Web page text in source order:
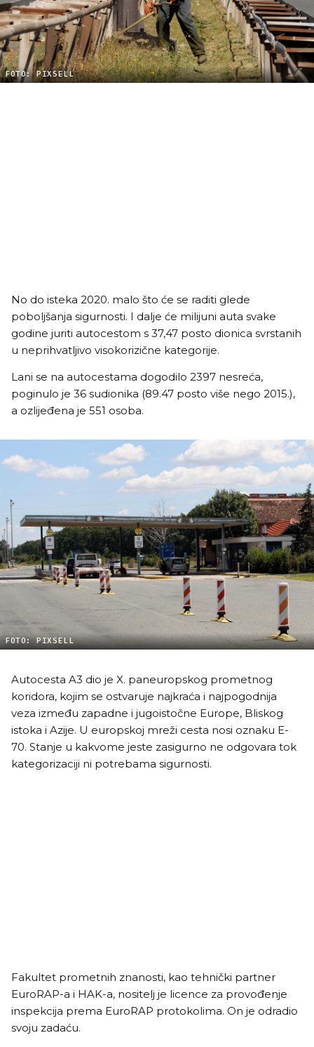
FOTO: PIXSELL
No do isteka 2020. malo što će se raditi glede
poboljšanja sigurnosti. I dalje će milijuni auta svake
godine juriti autocestom s 37,47 posto dionica svrstanih
u neprihvatljivo visokorizične kategorije.
Lani se na autocestama dogodilo 2397 nesreća,
poginulo je 36 sudionika (89.47 posto više nego 2015.),
a ozlijeđena je 551 osoba.
FOTO: PIXSELL
Autocesta A3 dio je X. paneuropskog prometnog
koridora, kojim se ostvaruje najkraća i najpogodnija
veza između zapadne i jugoistočne Europe, Bliskog
istoka i Azije. U europskoj mreži cesta nosi oznaku E-
70. Stanje u kakvome jeste zasigurno ne odgovara tok
kategorizaciji ni potrebama sigurnosti.
Fakultet prometnih znanosti, kao tehnički partner
EuroRAP-a i HAK-a, nositelj je licence za provođenje
inspekcija prema EuroRAP protokolima. On je odradio
svoju zadaću.